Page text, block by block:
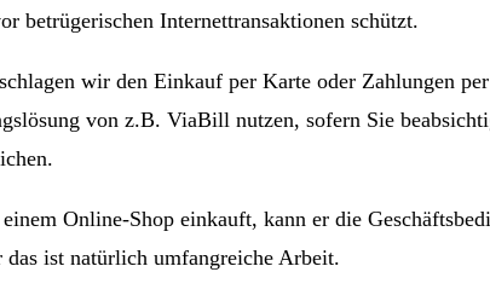
betrügerischen Internettransaktionen schützt.
wir den Einkauf per Karte oder Zahlungen
von z.B. ViaBill nutzen, sofern Sie
Online-Shop einkauft, kann er die
das ist natürlich umfangreiche Arbeit.